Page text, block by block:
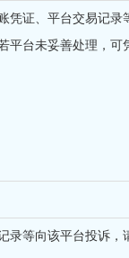
凭证、平台交易记
平台未妥善处理，
录等向该平台投诉